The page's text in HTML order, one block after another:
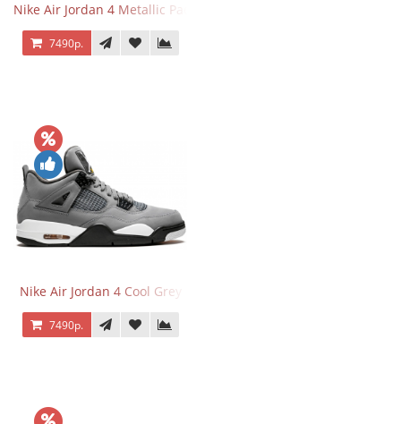
Nike Air Jordan 4 Metallic Pack University Red
7490р.
Nike Air Jordan 4 Cool Grey
7490р.